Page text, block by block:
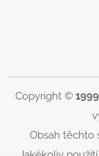
Copyright ©
Obsah těchto